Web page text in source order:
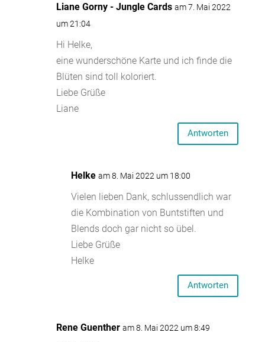
Liane Gorny - Jungle Cards am 7. Mai 2022
um 21:04
Hi Helke,
eine wunderschöne Karte und ich finde die
Blüten sind toll koloriert.
Liebe Grüße
Liane
Antworten
Helke am 8. Mai 2022 um 18:00
Vielen lieben Dank, schlussendlich war
die Kombination von Buntstiften und
Blends doch gar nicht so übel.
Liebe Grüße
Helke
Antworten
Rene Guenther am 8. Mai 2022 um 8:49